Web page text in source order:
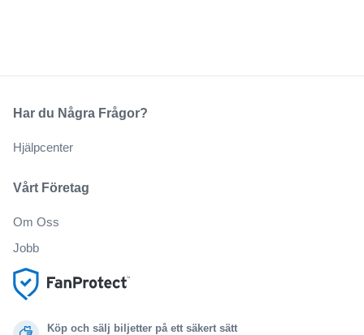
Köp och sälj biljetter på ett säkert sätt
Vårt Företag
Om Oss
Jobb
Har du Några Frågor?
Hjälpcenter